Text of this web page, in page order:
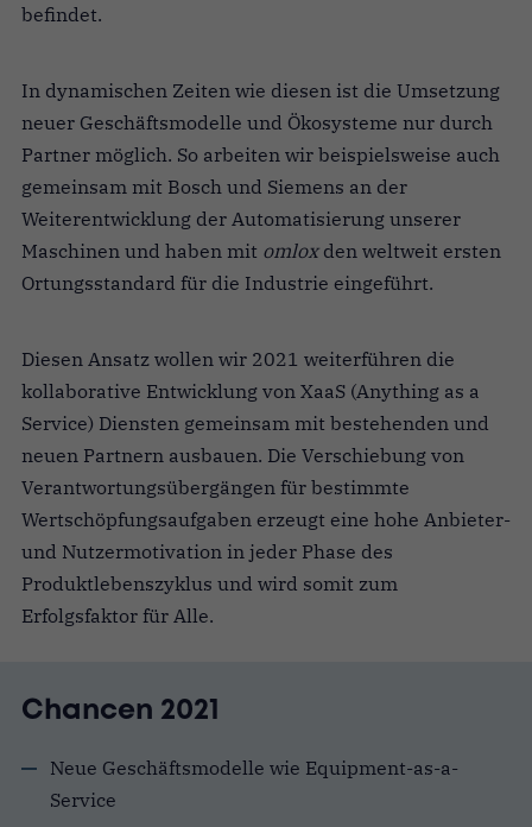
befindet.
In dynamischen Zeiten wie diesen ist die Umsetzung
neuer Geschäftsmodelle und Ökosysteme nur durch
Partner möglich. So arbeiten wir beispielsweise auch
gemeinsam mit Bosch und Siemens an der
Weiterentwicklung der Automatisierung unserer
Maschinen und haben mit omloxden weltweit ersten
Ortungsstandard für die Industrie eingeführt.
Diesen Ansatz wollen wir 2021 weiterführen die
kollaborative Entwicklung von XaaS (Anything as a
Service) Diensten gemeinsam mit bestehenden und
neuen Partnern ausbauen. Die Verschiebung von
Verantwortungsübergängen für bestimmte
Wertschöpfungsaufgaben erzeugt eine hohe Anbieter-
und Nutzermotivation in jeder Phase des
Produktlebenszyklus und wird somit zum
Erfolgsfaktor für Alle.
Chancen 2021
Neue Geschäftsmodelle wie Equipment-as-a-
Service